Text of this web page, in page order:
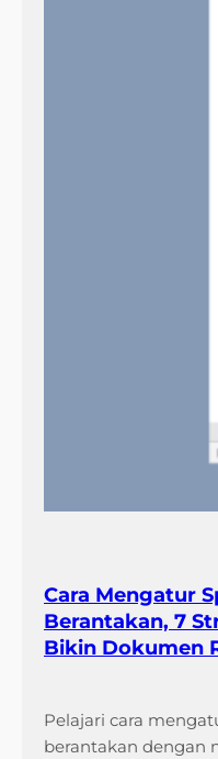
Cara Mengatur
Berantakan, 7
Bikin Dokumen
Pelajari cara
berantakan dengan